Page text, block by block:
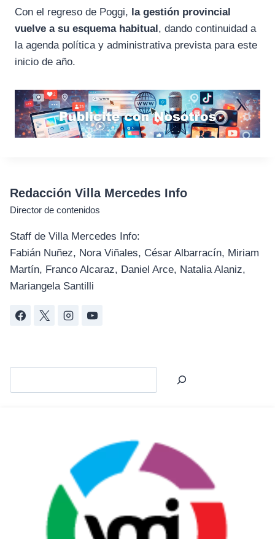
Con el regreso de Poggi, la gestión provincial
vuelve a su esquema habitual, dando continuidad a
la agenda política y administrativa prevista para este
inicio de año.
Redacción Villa Mercedes Info
Director de contenidos
Staff de Villa Mercedes Info:
Fabián Nuñez, Nora Viñales, César Albarracín, Miriam
Martín, Franco Alcaraz, Daniel Arce, Natalia Alaniz,
Mariangela Santilli